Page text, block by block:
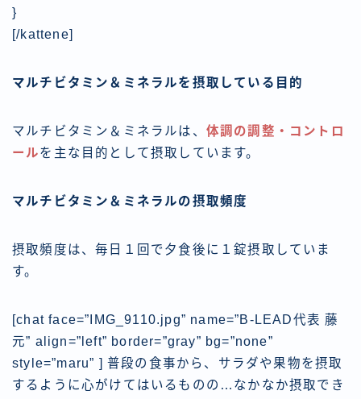
}
[/kattene]
マルチビタミン＆ミネラルを摂取している目的
マルチビタミン＆ミネラルは、 体調の調整・コントロ
ールを主な目的として摂取しています。
マルチビタミン＆ミネラルの摂取頻度
摂取頻度は、毎日１回で夕食後に１錠摂取 していま
す。
[chat face=”IMG_9110.jpg” name=”B-LEAD代表 藤
元” align=”left” border=”gray” bg=”none”
style=”maru” ] 普段の食事から、サラダや果物を摂取
するように心がけてはいるものの…なかなか摂取でき